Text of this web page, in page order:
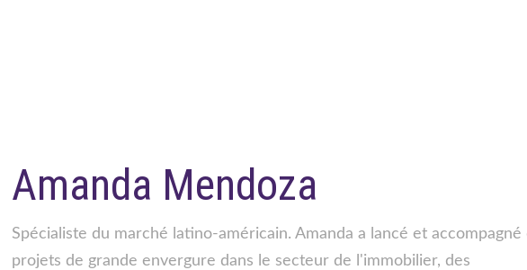
Amanda Mendoza
Spécialiste du marché latino-américain. Amanda a lancé et accompagné
projets de grande envergure dans le secteur de l'immobilier, des